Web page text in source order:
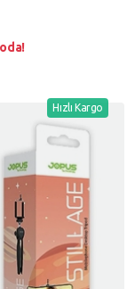
Hızlı Kargo